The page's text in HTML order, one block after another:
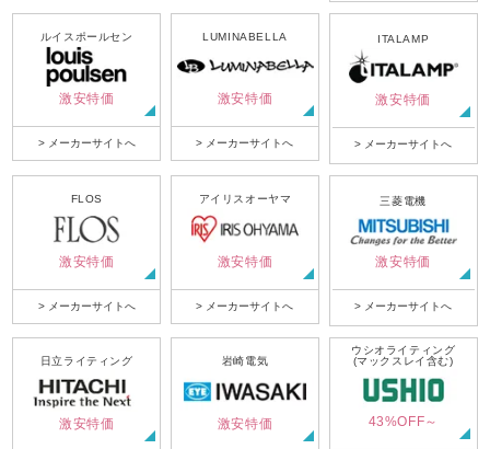
ルイスポールセン
激安特価
> メーカーサイトへ
LUMINABELLA
激安特価
> メーカーサイトへ
ITALAMP
激安特価
> メーカーサイトへ
FLOS
激安特価
> メーカーサイトへ
アイリスオーヤマ
激安特価
> メーカーサイトへ
三菱電機
激安特価
> メーカーサイトへ
日立ライティング
激安特価
岩崎電気
激安特価
ウシオライティング
(マックスレイ含む)
43%OFF～